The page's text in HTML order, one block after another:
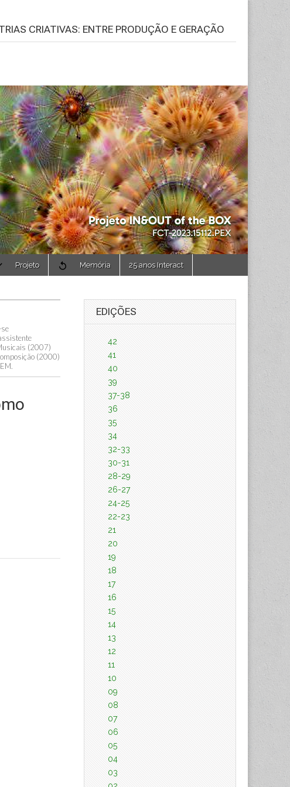
CRIATIVAS: ENTRE PRODUÇÃO E GERAÇÃO
Projeto Memória 25 anos Interact
(2007)
(2000)
EDIÇÕES
42
41
40
39
37-38
36
35
34
32-33
30-31
28-29
26-27
24-25
22-23
21
20
19
18
17
16
15
14
13
12
11
10
09
08
07
06
05
04
03